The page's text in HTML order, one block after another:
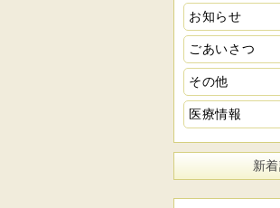
お知らせ
ごあいさつ
その他
医療情報
新